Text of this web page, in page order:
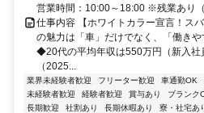
営業時間：10:00～18:00 ※残業あり
仕事内容 【ホワイトカラー宣言！ス
の魅力は「車」だけでなく、「働きや
◆20代の平均年収は550万円（新入社
（2025...
業界未経験者歓迎 フリーター歓迎 車通勤OK
未経験者歓迎
経験者歓迎 賞与あり ブランク
長期歓迎
社割あり 長期休暇あり 寮・社宅あ